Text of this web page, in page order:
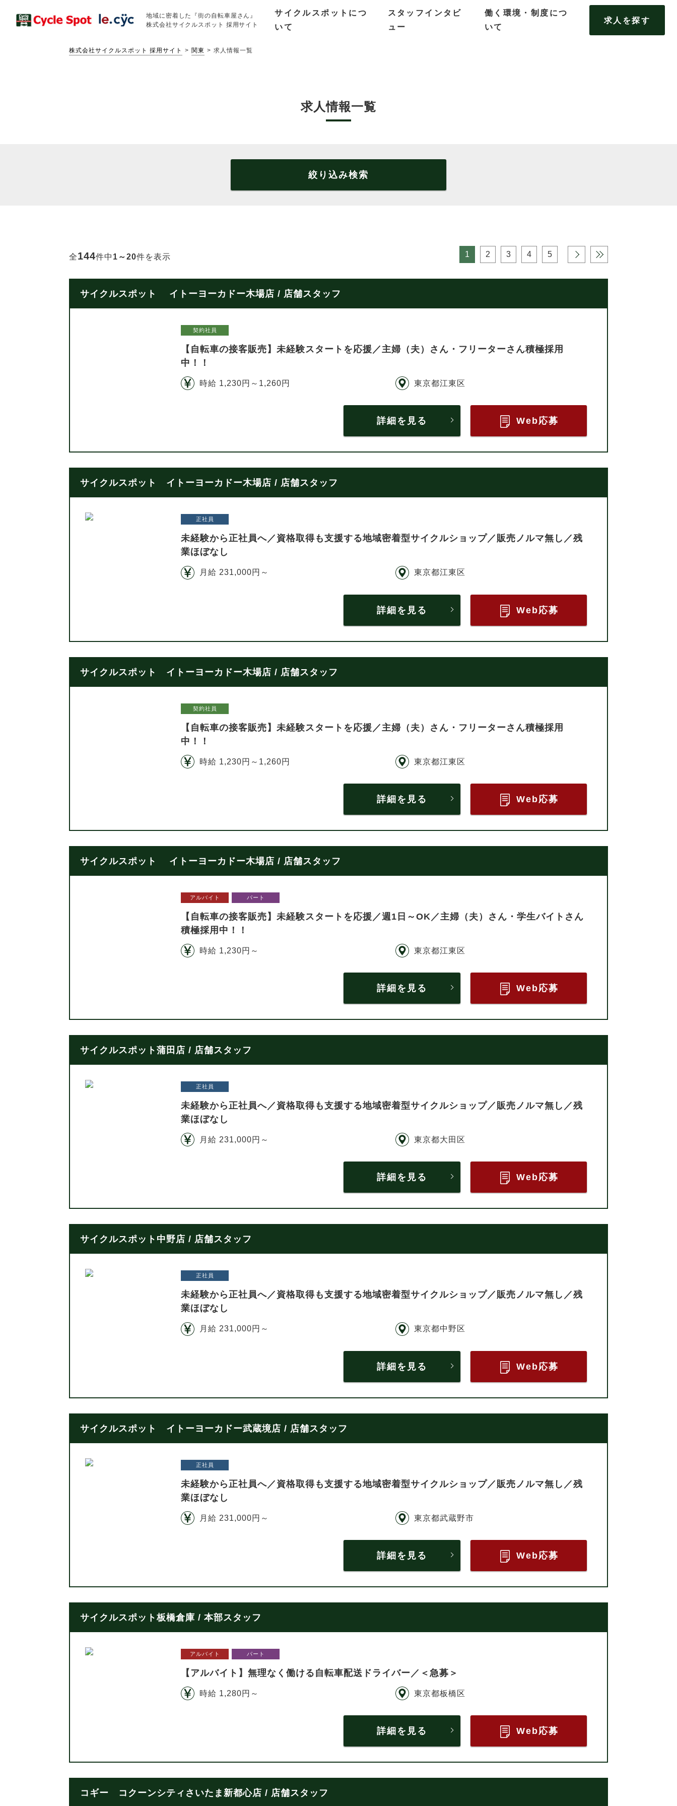
地域に密着した『街の自転車屋さん』
株式会社サイクルスポット 採用サイト
サイクルスポットにつ
いて
スタッフインタビ
ュー
働く環境・制度につ
いて
求人を探す
株式会社サイクルスポット 採用サイト 関東 求人情報一覧
求人情報一覧
絞り込み検索
全144件中 1～20件を表示 1 2 3 4 5 › »
サイクルスポット イトーヨーカドー木場店 / 店舗スタッフ
契約社員
【自転車の接客販売】未経験スタートを応援／主婦（夫）さん・フリーターさん積極採用
中！！
時給 1,230円～1,260円 東京都江東区
詳細を見る Web応募
サイクルスポット イトーヨーカドー木場店 / 店舗スタッフ
正社員
未経験から正社員へ／資格取得も支援する地域密着型サイクルショップ／販売ノルマ無し／残
業ほぼなし
月給 231,000円～ 東京都江東区
詳細を見る Web応募
サイクルスポット イトーヨーカドー木場店 / 店舗スタッフ
契約社員
【自転車の接客販売】未経験スタートを応援／主婦（夫）さん・フリーターさん積極採用
中！！
時給 1,230円～1,260円 東京都江東区
詳細を見る Web応募
サイクルスポット イトーヨーカドー木場店 / 店舗スタッフ
アルバイト パート
【自転車の接客販売】未経験スタートを応援／週1日～OK／主婦（夫）さん・学生バイトさん
積極採用中！！
時給 1,230円～ 東京都江東区
詳細を見る Web応募
サイクルスポット蒲田店 / 店舗スタッフ
正社員
未経験から正社員へ／資格取得も支援する地域密着型サイクルショップ／販売ノルマ無し／残
業ほぼなし
月給 231,000円～ 東京都大田区
詳細を見る Web応募
サイクルスポット中野店 / 店舗スタッフ
正社員
未経験から正社員へ／資格取得も支援する地域密着型サイクルショップ／販売ノルマ無し／残
業ほぼなし
月給 231,000円～ 東京都中野区
詳細を見る Web応募
サイクルスポット イトーヨーカドー武蔵境店 / 店舗スタッフ
正社員
未経験から正社員へ／資格取得も支援する地域密着型サイクルショップ／販売ノルマ無し／残
業ほぼなし
月給 231,000円～ 東京都武蔵野市
詳細を見る Web応募
サイクルスポット板橋倉庫 / 本部スタッフ
アルバイト パート
【アルバイト】無理なく働ける自転車配送ドライバー／＜急募＞
時給 1,280円～ 東京都板橋区
詳細を見る Web応募
コギー コクーンシティさいたま新都心店 / 店舗スタッフ